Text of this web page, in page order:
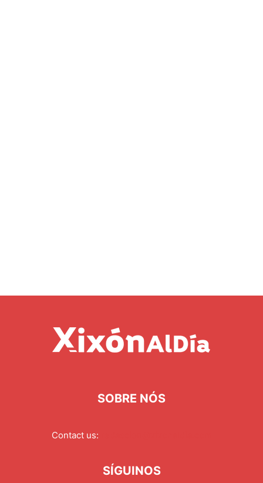
SOBRE NÓS
Contact us:
SÍGUINOS